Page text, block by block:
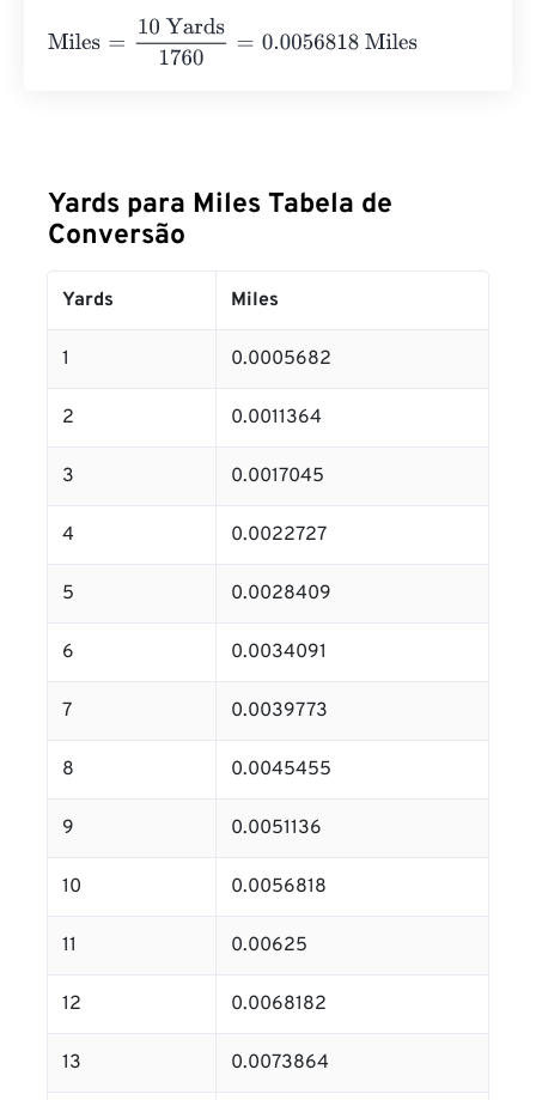
Miles
10 Yards1760= 0.0056818 Miles
Yards para Miles Tabela de
Conversão
Yards Miles
1 0.0005682
2 0.0011364
3 0.0017045
4 0.0022727
5 0.0028409
6 0.0034091
7 0.0039773
8 0.0045455
9 0.0051136
10 0.0056818
11 0.00625
12 0.0068182
13 0.0073864